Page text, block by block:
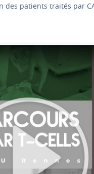
patients traités par